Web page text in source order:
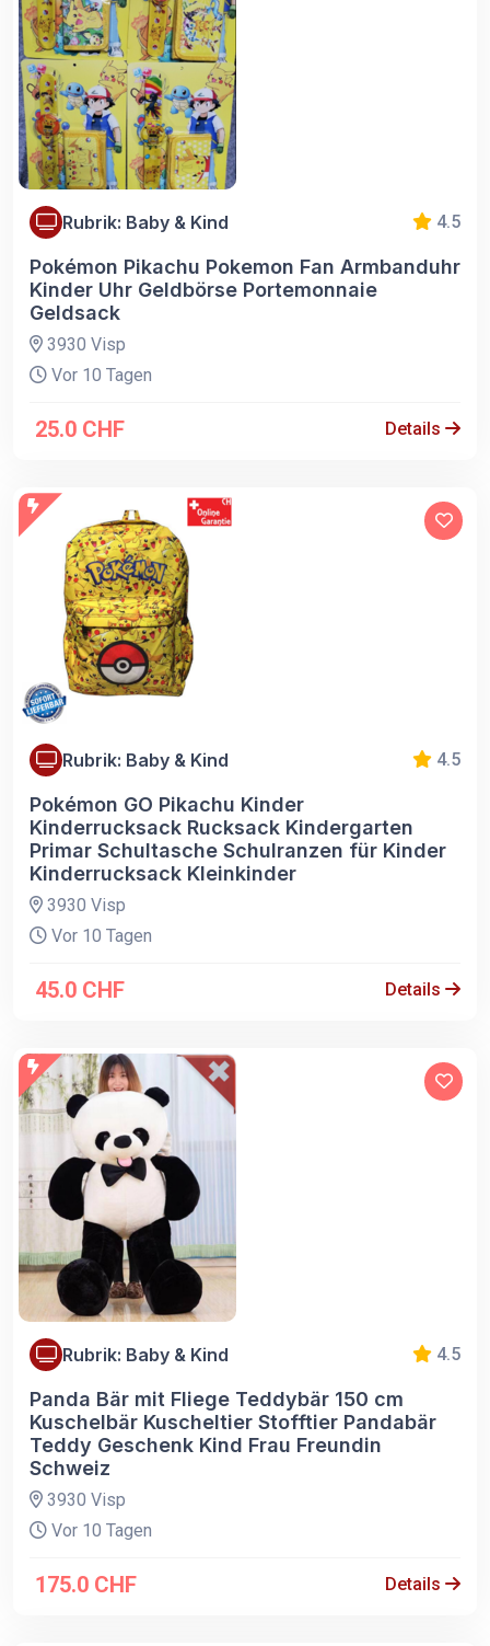
Rubrik: Baby & Kind 4.5
Pokémon Pikachu Pokemon Fan Armbanduhr
Kinder Uhr Geldbörse Portemonnaie
Geldsack
3930 Visp
Vor 10 Tagen
25.0 CHF Details
Rubrik: Baby & Kind 4.5
Pokémon GO Pikachu Kinder
Kinderrucksack Rucksack Kindergarten
Primar Schultasche Schulranzen für Kinder
Kinderrucksack Kleinkinder
3930 Visp
Vor 10 Tagen
45.0 CHF Details
Rubrik: Baby & Kind 4.5
Panda Bär mit Fliege Teddybär 150 cm
Kuschelbär Kuscheltier Stofftier Pandabär
Teddy Geschenk Kind Frau Freundin
Schweiz
3930 Visp
Vor 10 Tagen
175.0 CHF Details